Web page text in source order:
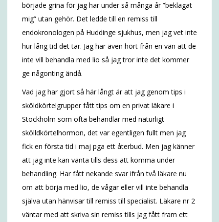
började grina för jag har under så många år ”beklagat
mig” utan gehör. Det ledde till en remiss till
endokronologen på Huddinge sjukhus, men jag vet inte
hur lång tid det tar. Jag har även hört från en vän att de
inte vill behandla med lio så jag tror inte det kommer
ge någonting ändå.
Vad jag har gjort så här långt är att jag genom tips i
sköldkörtelgrupper fått tips om en privat läkare i
Stockholm som ofta behandlar med naturligt
skölldkörtelhormon, det var egentligen fullt men jag
fick en första tid i maj pga ett återbud. Men jag känner
att jag inte kan vänta tills dess att komma under
behandling. Har fått nekande svar ifrån två läkare nu
om att börja med lio, de vågar eller vill inte behandla
själva utan hänvisar till remiss till specialist. Läkare nr 2
väntar med att skriva sin remiss tills jag fått fram ett